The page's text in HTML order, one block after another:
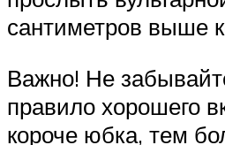
сантиметров выше
Важно! Не
правило хорошего
короче юбка, тем